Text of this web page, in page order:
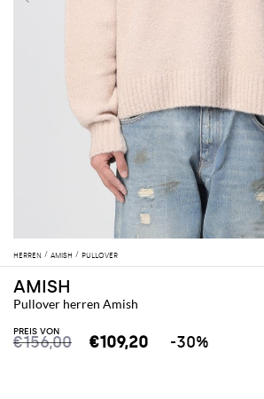
HERREN AMISH PULLOVER
AMISH
Pullover herren Amish
PREIS VON
€156,00 €109,20 -30%